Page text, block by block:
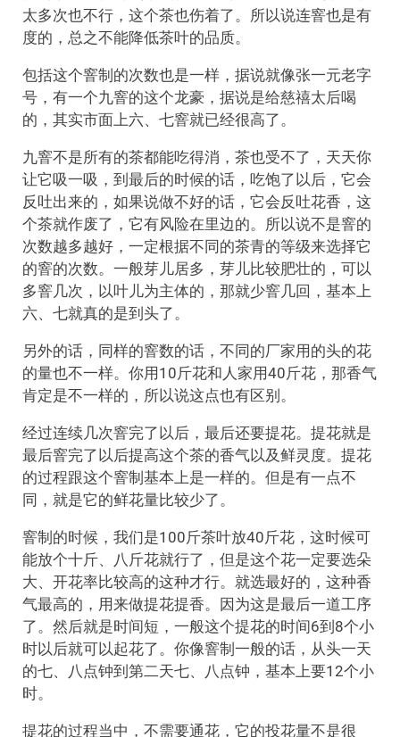
太多次也不行，这个茶也伤着了。所以说连窨也是有
度的，总之不能降低茶叶的品质。
包括这个窨制的次数也是一样，据说就像张一元老字
号，有一个九窨的这个龙豪，据说是给慈禧太后喝
的，其实市面上六、七窨就已经很高了。
九窨不是所有的茶都能吃得消，茶也受不了，天天你
让它吸一吸，到最后的时候的话，吃饱了以后，它会
反吐出来的，如果说做不好的话，它会反吐花香，这
个茶就作废了，它有风险在里边的。所以说不是窨的
次数越多越好，一定根据不同的茶青的等级来选择它
的窨的次数。一般芽儿居多，芽儿比较肥壮的，可以
多窨几次，以叶儿为主体的，那就少窨几回，基本上
六、七就真的是到头了。
另外的话，同样的窨数的话，不同的厂家用的头的花
的量也不一样。你用10斤花和人家用40斤花，那香气
肯定是不一样的，所以说这点也有区别。
经过连续几次窨完了以后，最后还要提花。提花就是
最后窨完了以后提高这个茶的香气以及鲜灵度。提花
的过程跟这个窨制基本上是一样的。但是有一点不
同，就是它的鲜花量比较少了。
窨制的时候，我们是100斤茶叶放40斤花，这时候可
能放个十斤、八斤花就行了，但是这个花一定要选朵
大、开花率比较高的这种才行。就选最好的，这种香
气最高的，用来做提花提香。因为这是最后一道工序
了。然后就是时间短，一般这个提花的时间6到8个小
时以后就可以起花了。你像窨制一般的话，从头一天
的七、八点钟到第二天七、八点钟，基本上要12个小
时。
提花的过程当中，不需要通花，它的投花量不是很